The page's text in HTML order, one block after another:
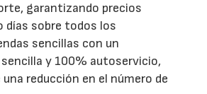
garantizando precios
días sobre todos los
sencillas con un
y 100% autoservicio,
una reducción en el número de